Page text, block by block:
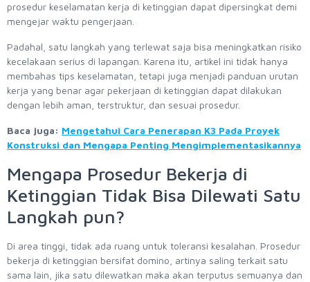
prosedur keselamatan kerja di ketinggian dapat dipersingkat demi
mengejar waktu pengerjaan.
Padahal, satu langkah yang terlewat saja bisa meningkatkan risiko
kecelakaan serius di lapangan. Karena itu, artikel ini tidak hanya
membahas tips keselamatan, tetapi juga menjadi panduan urutan
kerja yang benar agar pekerjaan di ketinggian dapat dilakukan
dengan lebih aman, terstruktur, dan sesuai prosedur.
Baca juga: Mengetahui Cara Penerapan K3 Pada Proyek
Konstruksi dan Mengapa Penting Mengimplementasikannya
Mengapa Prosedur Bekerja di
Ketinggian Tidak Bisa Dilewati Satu
Langkah pun?
Di area tinggi, tidak ada ruang untuk toleransi kesalahan. Prosedur
bekerja di ketinggian bersifat domino, artinya saling terkait satu
sama lain, jika satu dilewatkan maka akan terputus semuanya dan